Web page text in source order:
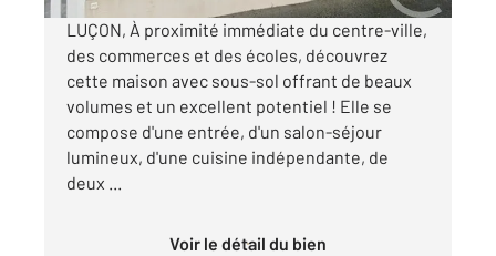
LUÇON, À proximité immédiate du centre-ville,
des commerces et des écoles, découvrez
cette maison avec sous-sol offrant de beaux
volumes et un excellent potentiel ! Elle se
compose d'une entrée, d'un salon-séjour
lumineux, d'une cuisine indépendante, de
deux ...
Voir le détail du bien